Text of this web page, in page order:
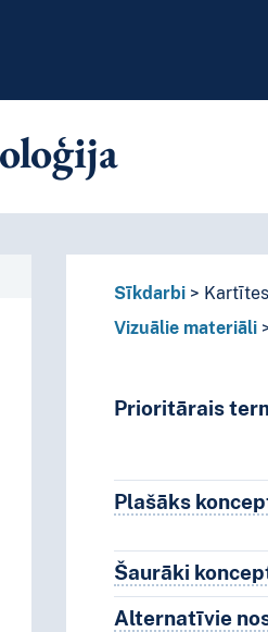
pārlūkotSīkdarbi
Kartītes
Vizuālie materiāli
Prioritārais
Plašāks
Šaurāki
Alternatīvie